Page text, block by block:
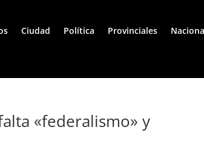
Ciudad Política Provinciales
«federalismo» y